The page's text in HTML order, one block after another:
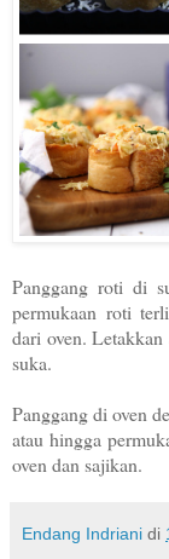
Panggang roti di
permukaan roti
dari oven.
suka.
Panggang di oven
atau hingga
oven dan sajikan.
Endang Indriani di